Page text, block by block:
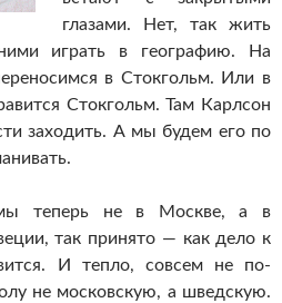
глазами. Нет, так жить
играть в географию. На
в Стокгольм. Или в
Стокгольм. Там Карлсон
заходить. А мы будем его по
мы теперь не в Москве, а в
так принято — как дело к
И тепло, совсем не по-
не московскую, а шведскую.